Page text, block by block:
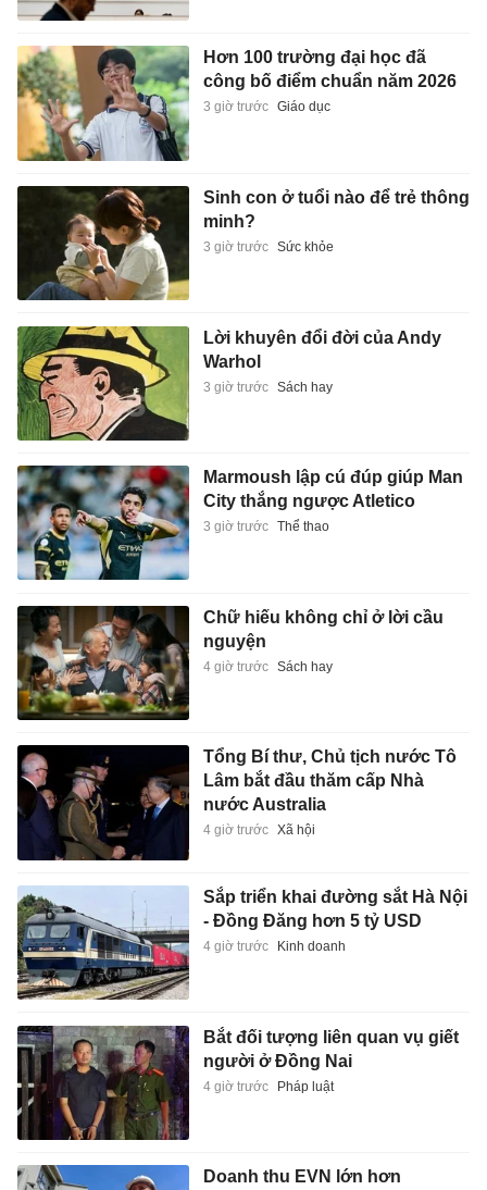
Hơn 100 trường đại học đã
công bố điểm chuẩn năm 2026
3 giờ trước Giáo dục
Sinh con ở tuổi nào để trẻ thông
minh?
3 giờ trước Sức khỏe
Lời khuyên đổi đời của Andy
Warhol
3 giờ trước Sách hay
Marmoush lập cú đúp giúp Man
City thắng ngược Atletico
3 giờ trước Thể thao
Chữ hiếu không chỉ ở lời cầu
nguyện
4 giờ trước Sách hay
Tổng Bí thư, Chủ tịch nước Tô
Lâm bắt đầu thăm cấp Nhà
nước Australia
4 giờ trước Xã hội
Sắp triển khai đường sắt Hà Nội
- Đồng Đăng hơn 5 tỷ USD
4 giờ trước Kinh doanh
Bắt đối tượng liên quan vụ giết
người ở Đồng Nai
4 giờ trước Pháp luật
Doanh thu EVN lớn hơn